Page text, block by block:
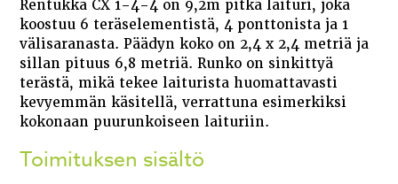
Rentukka CX 1-4-4 on 9,2m pitkä laituri, joka
koostuu 6 teräselementistä, 4 ponttonista ja 1
välisaranasta. Päädyn koko on 2,4 x 2,4 metriä ja
sillan pituus 6,8 metriä. Runko on sinkittyä
terästä, mikä tekee laiturista huomattavasti
kevyemmän käsitellä, verrattuna esimerkiksi
kokonaan puurunkoiseen laituriin.
Toimituksen sisältö